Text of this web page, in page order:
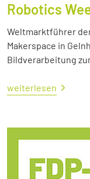
Robotics
Weltmarktführer
Makerspace in
Bildverarbeitung
weiterlesen